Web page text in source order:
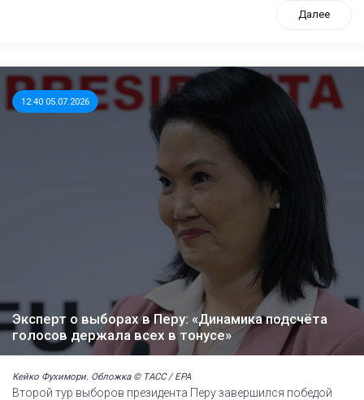
Далее
12:40 05.07.2026
Эксперт о выборах в Перу: «Динамика подсчёта
голосов держала всех в тонусе»
Кейко Фухимори. Обложка © ТАСС / EPA
Второй тур выборов президента Перу завершился победой